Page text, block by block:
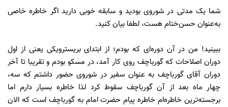
شما یک مدتی در شوروی بودید و سابقه خوبی دارید اگر خاطره خاصی
به‌عنوان حسن‌ختام هست، لطفا بیان کنید.
ببینید! من در آن دوره‌ای که بودم؛ از ابتدای بریسترویکی یعنی از اول
دوران اصلاحات که گورباچف روی کار آمد، در مسکو بودم و تقریبا تا آخر
دوران آقای گورباچف به عنوان سفیر در شوروی حضور داشتم که سه،
چهار ماه بعد از آن گورباچف سقوط کرد لذا خاطره بسیار دارم اما
برجسته‌ترین خاطره‌ام خاطره پیام حضرت امام به گورباچف است که الان